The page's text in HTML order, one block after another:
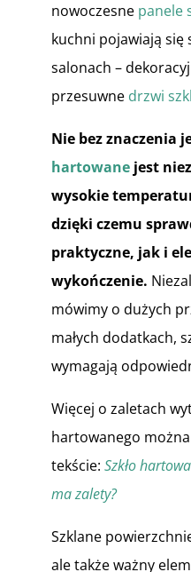
nowoczesne panele
kuchni pojawiają się
salonach –
przesuwne drzwi
Nie bez znaczenia
hartowanejest
wysokie
dzięki czemu
praktyczne, jak i
wykończenie.
mówimy o dużych
małych dodatkach,
wymagają
Więcej o zaletach
hartowanego
tekście: Szkło
ma zalety?
Szklane
ale także ważny